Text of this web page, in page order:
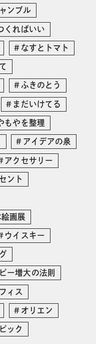
ンブル
くればいい
なすとトマト
ふきのとう
まだいけてる
もやを整理
アイデアの泉
アクセサリー
ント
画展
ウイスキー
ー増大の法則
ィス
オリエン
ック